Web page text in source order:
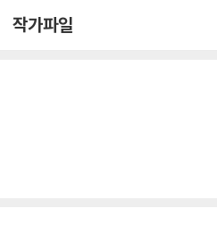
작가파일